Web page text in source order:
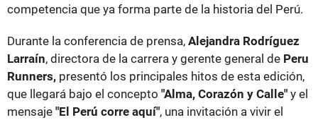
competencia que ya forma parte de la historia del Perú.
Durante la conferencia de prensa, Alejandra Rodríguez
Larraín, directora de la carrera y gerente general de Peru
Runners, presentó los principales hitos de esta edición,
que llegará bajo el concepto "Alma, Corazón y Calle" y el
mensaje "El Perú corre aquí", una invitación a vivir el